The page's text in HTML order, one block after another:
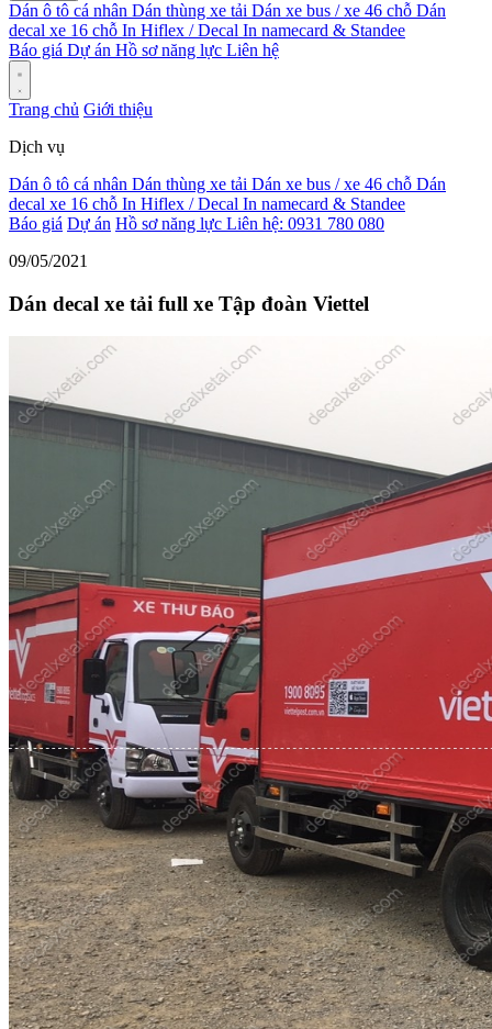
Dán ô tô cá nhân Dán thùng xe tải Dán xe bus / xe 46 chỗ Dán
decal xe 16 chỗ In Hiflex / Decal In namecard & Standee
Báo giá Dự án Hồ sơ năng lực Liên hệ
Trang chủ Giới thiệu
Dịch vụ
Dán ô tô cá nhân Dán thùng xe tải Dán xe bus / xe 46 chỗ Dán
decal xe 16 chỗ In Hiflex / Decal In namecard & Standee
Báo giá Dự án Hồ sơ năng lực Liên hệ: 0931 780 080
09/05/2021
Dán decal xe tải full xe Tập đoàn Viettel